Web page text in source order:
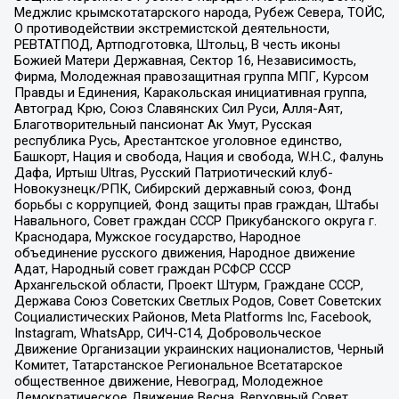
Меджлис крымскотатарского народа, Рубеж Севера, ТОЙС,
О противодействии экстремистской деятельности,
РЕВТАТПОД, Артподготовка, Штольц, В честь иконы
Божией Матери Державная, Сектор 16, Независимость,
Фирма, Молодежная правозащитная группа МПГ, Курсом
Правды и Единения, Каракольская инициативная группа,
Автоград Крю, Союз Славянских Сил Руси, Алля-Аят,
Благотворительный пансионат Ак Умут, Русская
республика Русь, Арестантское уголовное единство,
Башкорт, Нация и свобода, Нация и свобода, W.H.С., Фалунь
Дафа, Иртыш Ultras, Русский Патриотический клуб-
Новокузнецк/РПК, Сибирский державный союз, Фонд
борьбы с коррупцией, Фонд защиты прав граждан, Штабы
Навального, Совет граждан СССР Прикубанского округа г.
Краснодара, Мужское государство, Народное
объединение русского движения, Народное движение
Адат, Народный совет граждан РСФСР СССР
Архангельской области, Проект Штурм, Граждане СССР,
Держава Союз Советских Светлых Родов, Совет Советских
Социалистических Районов, Meta Platforms Inc, Facebook,
Instagram, WhatsApp, СИЧ-С14, Добровольческое
Движение Организации украинских националистов, Черный
Комитет, Татарстанское Региональное Всетатарское
общественное движение, Невоград, Молодежное